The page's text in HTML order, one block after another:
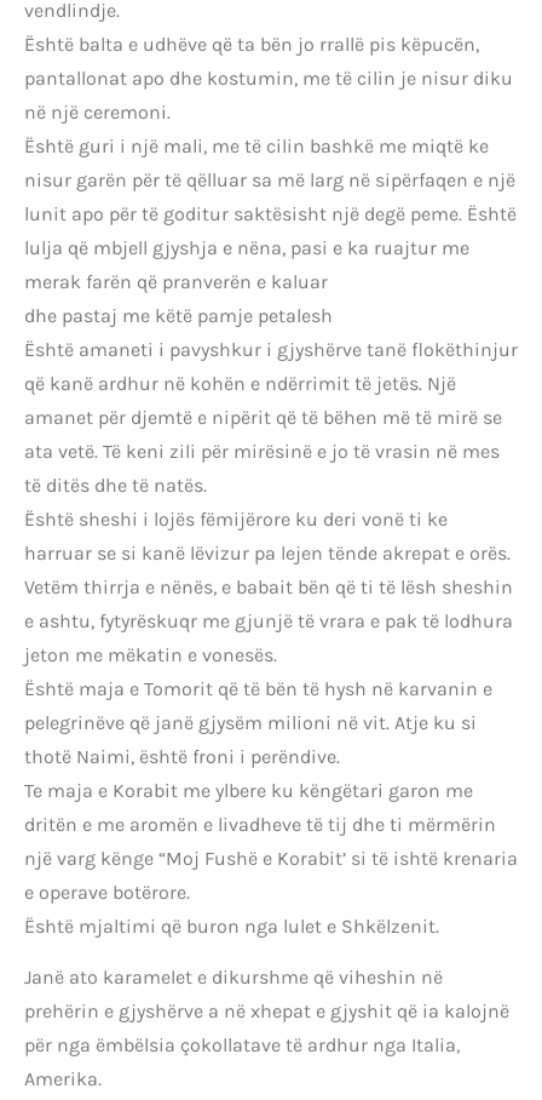
vendlindje.
Është balta e udhëve që ta bën jo rrallë pis këpucën,
pantallonat apo dhe kostumin, me të cilin je nisur diku
në një ceremoni.
Është guri i një mali, me të cilin bashkë me miqtë ke
nisur garën për të qëlluar sa më larg në sipërfaqen e një
lunit apo për të goditur saktësisht një degë peme. Është
lulja që mbjell gjyshja e nëna, pasi e ka ruajtur me
merak farën që pranverën e kaluar
dhe pastaj me këtë pamje petalesh
Është amaneti i pavyshkur i gjyshërve tanë flokëthinjur
që kanë ardhur në kohën e ndërrimit të jetës. Një
amanet për djemtë e nipërit që të bëhen më të mirë se
ata vetë. Të keni zili për mirësinë e jo të vrasin në mes
të ditës dhe të natës.
Është sheshi i lojës fëmijërore ku deri vonë ti ke
harruar se si kanë lëvizur pa lejen tënde akrepat e orës.
Vetëm thirrja e nënës, e babait bën që ti të lësh sheshin
e ashtu, fytyrëskuqr me gjunjë të vrara e pak të lodhura
jeton me mëkatin e vonesës.
Është maja e Tomorit që të bën të hysh në karvanin e
pelegrinëve që janë gjysëm milioni në vit. Atje ku si
thotë Naimi, është froni i perëndive.
Te maja e Korabit me ylbere ku këngëtari garon me
dritën e me aromën e livadheve të tij dhe ti mërmërin
një varg kënge “Moj Fushë e Korabit’ si të ishtë krenaria
e operave botërore.
Është mjaltimi që buron nga lulet e Shkëlzenit.
Janë ato karamelet e dikurshme që viheshin në
prehërin e gjyshërve a në xhepat e gjyshit që ia kalojnë
për nga ëmbëlsia çokollatave të ardhur nga Italia,
Amerika.